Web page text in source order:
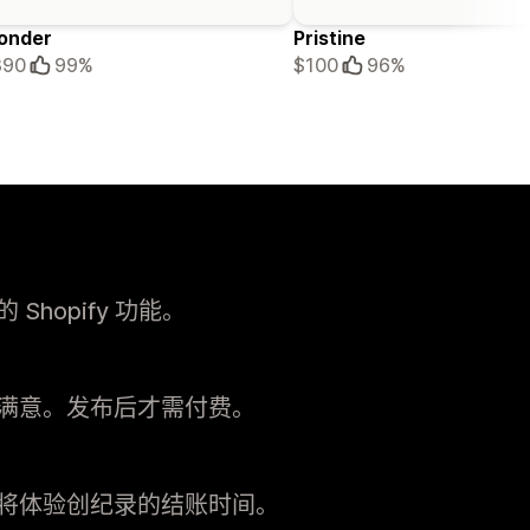
99%
Pristine
$100
96%
Shopify 功能。
意。发布后才需付费。
体验创纪录的结账时间。